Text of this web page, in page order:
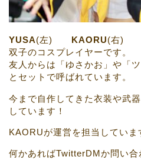
YUSA(左) KAORU(右)
双子のコスプレイヤーです。
友人からは「ゆさかお」や「ツ
とセットで呼ばれています。
今まで自作してきた衣装や武
しています！
KAORUが運営を担当していま
何かあればTwitterDMか問い合